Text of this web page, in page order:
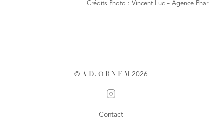
Crédits Photo : Vincent Luc – Agence Phar
© A D. O R N E M 2026
Contact